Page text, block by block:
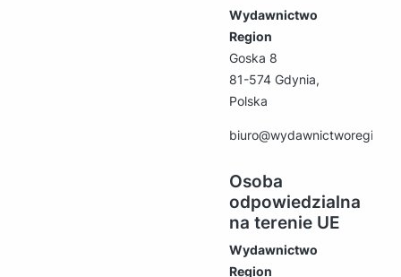
Wydawnictwo
Region
Goska 8
81-574 Gdynia,
Polska
biuro@wydawnictworegion.pl
Osoba
odpowiedzialna
na terenie UE
Wydawnictwo
Region